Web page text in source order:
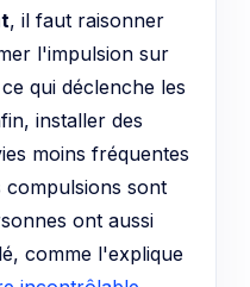
, il faut raisonner
l'impulsion sur
qui déclenche les
installer des
moins fréquentes
compulsions sont
ont aussi
comme l'explique